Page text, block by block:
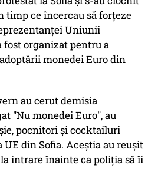
timp ce încercau să forţeze
Uniunii
fost organizat pentru a
monedei Euro din
au cerut demisia
"Nu monedei Euro", au
pocnitori şi cocktailuri
din Sofia. Aceştia au reuşit
intrare înainte ca poliţia să îi